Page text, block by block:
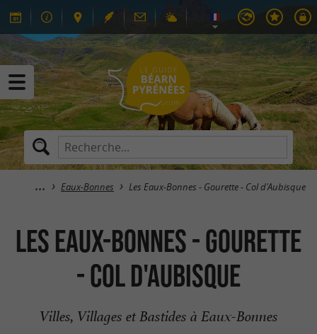
Eaux-Bonnes Les Eaux-Bonnes - Gourette - Col d'Aubisque
Les Eaux-Bonnes - Gourette
- Col d'Aubisque
Villes, Villages et Bastides à Eaux-Bonnes